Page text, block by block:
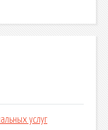
услуг